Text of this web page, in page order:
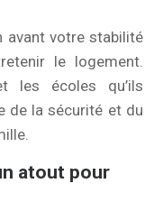
avant votre stabilité
le logement.
les écoles qu’ils
de la sécurité et du
atout pour